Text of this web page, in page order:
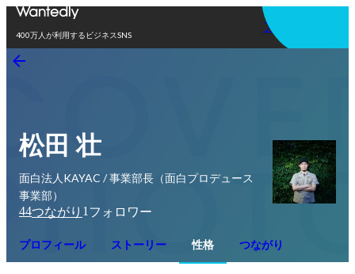
400万人が利用するビジネスSNS
アプリを使う
松田 壮
面白法人KAYAC / 事業部長（面白プロデュース
事業部）
44つながり 1 フォロワー
プロフィール ストーリー 性格 つながり